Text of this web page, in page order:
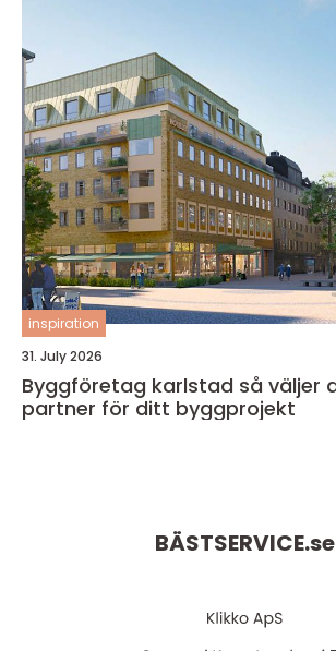
inspiration
31. July 2026
Byggföretag karlstad så väljer du rätt
partner för ditt byggprojekt
BÄSTSERVICE.se